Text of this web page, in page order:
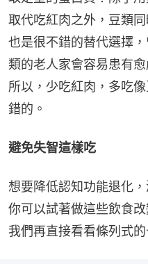
取代吃紅肉之外，豆類
也是很不錯的替代選擇
類的老人家會容易患有
所以，少吃紅肉，多吃
錯的。
避免失智這樣吃
想要降低認知功能退化
你可以試著做這些飲食
我們再直接看看條列式的